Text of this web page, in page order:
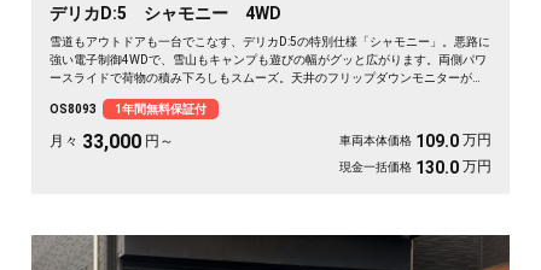
デリカD:5 シャモニー 4WD
雪道もアウトドアも一台でこなす、デリカD:5の特別仕様「シャモニー」。悪路に
強い電子制御4WDで、雪山もキャンプも遊びの幅がグッと広がります。両側パワ
ースライドで荷物の積み下ろしもスムーズ。天井のフリップダウンモニターがあ
いた一台で、週末の遠出が待ち遠しくなりますよ。乗り込むほどに頼れる相棒に
💫🏔️🚗✌️《1年保証付》
OS8093 1年間無料保証付
月々 33,000 円～ 車両本体価格 109.0 万円
現金一括価格 130.0 万円